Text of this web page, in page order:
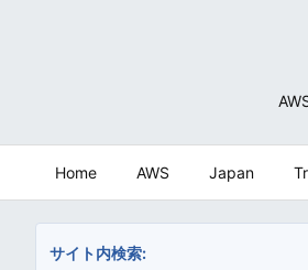
Home AWS Japan
サイト内検索: